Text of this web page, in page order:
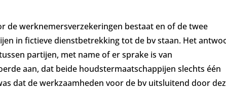
de werknemersverzekeringen bestaat en of de twee
in fictieve dienstbetrekking tot de bv staan. Het
partijen, met name of er sprake is van
aan, dat beide houdstermaatschappijen slechts één
dat de werkzaamheden voor de bv uitsluitend door